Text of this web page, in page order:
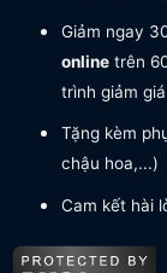
Giảm ngay
onlinetrên
trình giảm
Tặng kèm
chậu hoa,...)
Cam kết hài